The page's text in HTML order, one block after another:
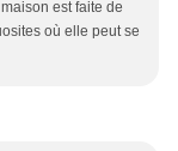
est faite de
où elle peut se